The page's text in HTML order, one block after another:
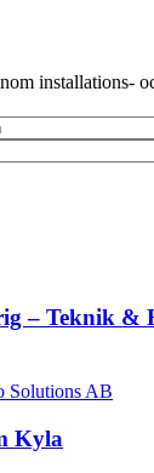
installations-
– Teknik &
Solutions AB
Kyla